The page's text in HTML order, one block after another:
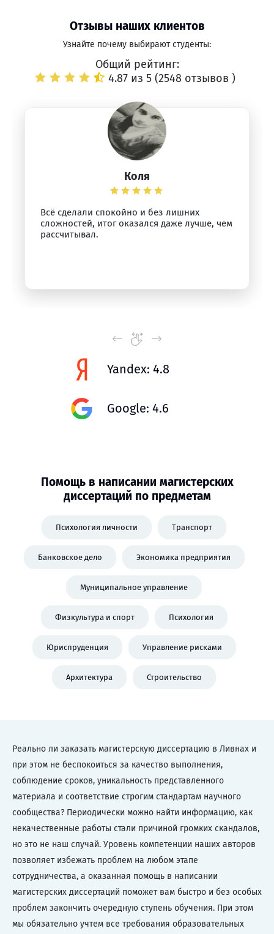
Отзывы наших клиентов
Узнайте почему выбирают студенты:
Общий рейтинг:
4.87 из 5 (2548 отзывов )
Коля
Всё сделали спокойно и без лишних
сложностей, итог оказался даже лучше, чем
рассчитывал.
Yandex: 4.8
Google: 4.6
Помощь в написании магистерских
диссертаций по предметам
Психология личности Транспорт
Банковское дело Экономика предприятия
Муниципальное управление
Физкультура и спорт Психология
Юриспруденция Управление рисками
Архитектура Строительство
Реально ли заказать магистерскую диссертацию в Ливнах и
при этом не беспокоиться за качество выполнения,
соблюдение сроков, уникальность представленного
материала и соответствие строгим стандартам научного
сообщества? Периодически можно найти информацию, как
некачественные работы стали причиной громких скандалов,
но это не наш случай. Уровень компетенции наших авторов
позволяет избежать проблем на любом этапе
сотрудничества, а оказанная помощь в написании
магистерских диссертаций поможет вам быстро и без особых
проблем закончить очередную ступень обучения. При этом
мы обязательно учтем все требования образовательных